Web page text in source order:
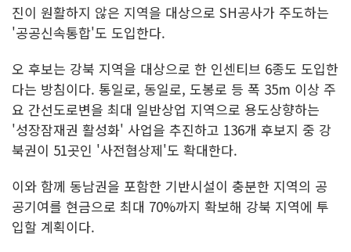
진이 원활하지 않은 지역을 대상으로 SH공사가 주도하는
'공공신속통합'도 도입한다.
오 후보는 강북 지역을 대상으로 한 인센티브 6종도 도입한
다는 방침이다. 통일로, 동일로, 도봉로 등 폭 35m 이상 주
요 간선도로변을 최대 일반상업 지역으로 용도상향하는
'성장잠재권 활성화' 사업을 추진하고 136개 후보지 중 강
북권이 51곳인 '사전협상제'도 확대한다.
이와 함께 동남권을 포함한 기반시설이 충분한 지역의 공
공기여를 현금으로 최대 70%까지 확보해 강북 지역에 투
입할 계획이다.